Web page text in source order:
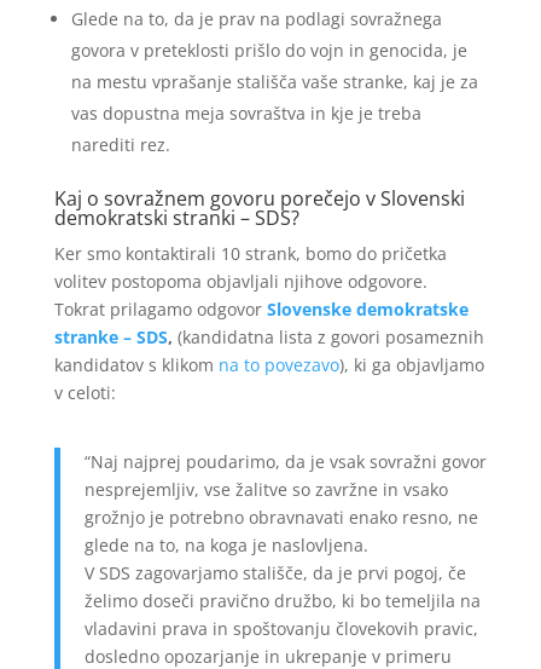
Glede na to, da je prav na podlagi sovražnega
govora v preteklosti prišlo do vojn in genocida, je
na mestu vprašanje stališča vaše stranke, kaj je za
vas dopustna meja sovraštva in kje je treba
narediti rez.
Kaj o sovražnem govoru porečejo v Slovenski
demokratski stranki – SDS?
Ker smo kontaktirali 10 strank, bomo do pričetka
volitev postopoma objavljali njihove odgovore.
Tokrat prilagamo odgovor Slovenske demokratske
stranke – SDS, (kandidatna lista z govori posameznih
kandidatov s klikom na to povezavo), ki ga objavljamo
v celoti:
“Naj najprej poudarimo, da je vsak sovražni govor
nesprejemljiv, vse žalitve so zavržne in vsako
grožnjo je potrebno obravnavati enako resno, ne
glede na to, na koga je naslovljena.
V SDS zagovarjamo stališče, da je prvi pogoj, če
želimo doseči pravično družbo, ki bo temeljila na
vladavini prava in spoštovanju človekovih pravic,
dosledno opozarjanje in ukrepanje v primeru